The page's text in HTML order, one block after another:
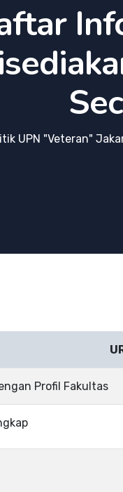
UPN "Veteran"
Profil Fakultas